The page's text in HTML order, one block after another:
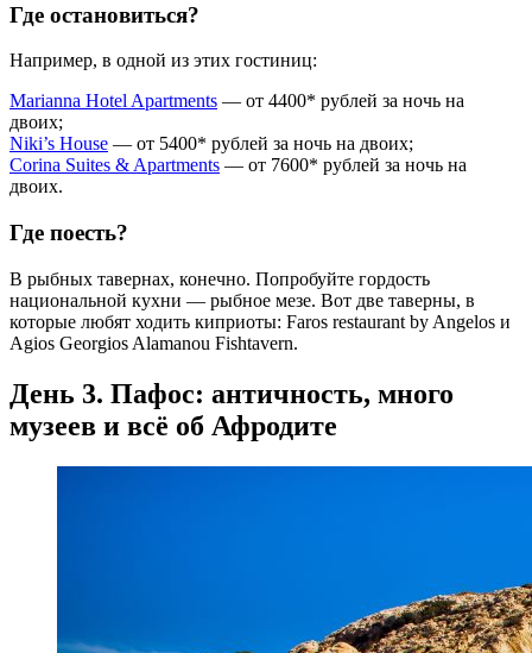
Где остановиться?
Например, в одной из этих гостиниц:
Marianna Hotel Apartments — от 4400* рублей за ночь на
двоих;
Niki’s House — от 5400* рублей за ночь на двоих;
Corina Suites & Apartments — от 7600* рублей за ночь на
двоих.
Где поесть?
В рыбных тавернах, конечно. Попробуйте гордость
национальной кухни — рыбное мезе. Вот две таверны, в
которые любят ходить киприоты: Faros restaurant by Angelos и
Agios Georgios Alamanou Fishtavern.
День 3. Пафос: античность, много
музеев и всё об Афродите